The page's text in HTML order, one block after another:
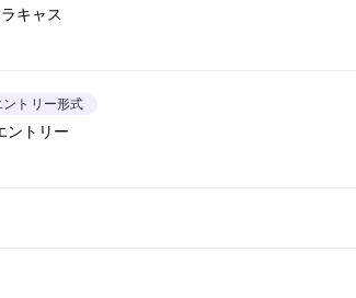
キャス
ントリー形式
ントリー